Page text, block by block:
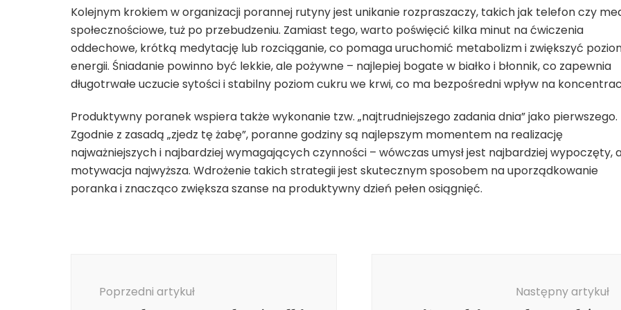
Kolejnym krokiem w organizacji porannej rutyny jest unikanie rozpraszaczy, takich jak telefon czy
społecznościowe, tuż po przebudzeniu. Zamiast tego, warto poświęcić kilka minut na ćwiczenia
oddechowe, krótką medytację lub rozciąganie, co pomaga uruchomić metabolizm i zwiększyć
energii. Śniadanie powinno być lekkie, ale pożywne – najlepiej bogate w białko i błonnik, co zapewnia
długotrwałe uczucie sytości i stabilny poziom cukru we krwi, co ma bezpośredni wpływ na
Produktywny poranek wspiera także wykonanie tzw. „najtrudniejszego zadania dnia” jako pierwszego.
Zgodnie z zasadą „zjedz tę żabę”, poranne godziny są najlepszym momentem na realizację
najważniejszych i najbardziej wymagających czynności – wówczas umysł jest najbardziej wypoczęty,
motywacja najwyższa. Wdrożenie takich strategii jest skutecznym sposobem na uporządkowanie
poranka i znacząco zwiększa szanse na produktywny dzień pełen osiągnięć.
Poprzedni artykuł Następny artykuł